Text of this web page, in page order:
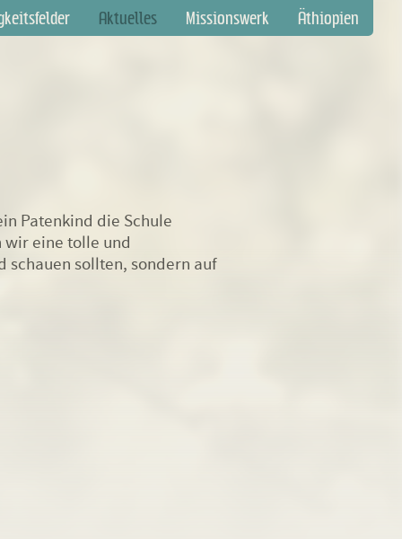
Aktuelles Missionswerk Äthiopien
Patenkind die Schule
wir eine tolle und
schauen sollten, sondern auf